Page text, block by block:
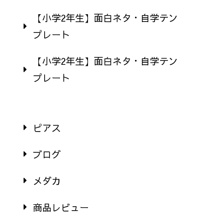
【小学2年生】面白ネタ・自学テン
プレート
【小学2年生】面白ネタ・自学テン
プレート
ピアス
ブログ
メダカ
商品レビュー